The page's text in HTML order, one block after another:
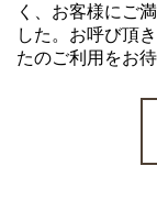
く、お客様にご
した。お呼び頂
たのご利用をお